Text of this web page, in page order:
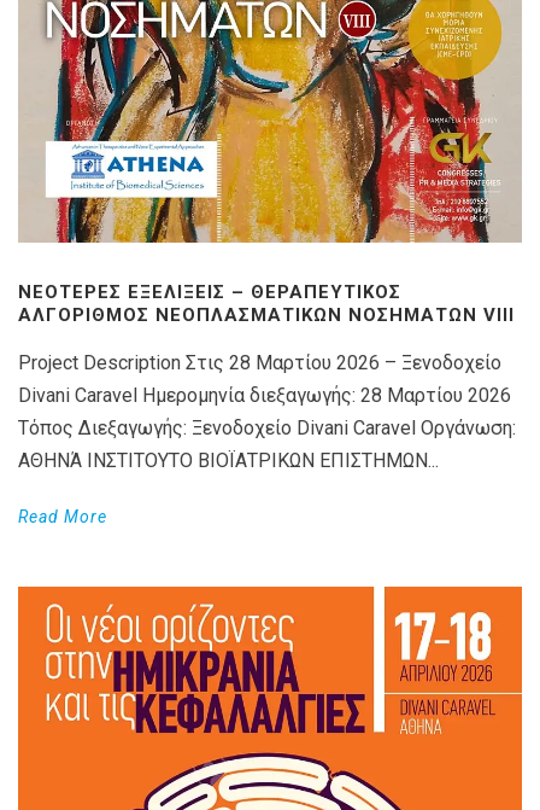
ΝΕΌΤΕΡΕΣ ΕΞΕΛΊΞΕΙΣ – ΘΕΡΑΠΕΥΤΙΚΌΣ
ΑΛΓΌΡΙΘΜΟΣ ΝΕΟΠΛΑΣΜΑΤΙΚΏΝ ΝΟΣΗΜΆΤΩΝ VIIΙ
Project Description Στις 28 Μαρτίου 2026 – Ξενοδοχείο
Divani Caravel Ημερομηνία διεξαγωγής: 28 Μαρτίου 2026
Τόπος Διεξαγωγής: Ξενοδοχείο Divani Caravel Οργάνωση:
ΑΘΗΝΆ ΙΝΣΤΙΤΟΥΤΟ ΒΙΟΪΑΤΡΙΚΩΝ ΕΠΙΣΤΗΜΩΝ...
Read More